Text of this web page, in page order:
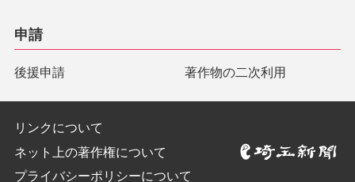
申請
後援申請 著作物の二次利用
リンクについて
ネット上の著作権について
プライバシーポリシーについて